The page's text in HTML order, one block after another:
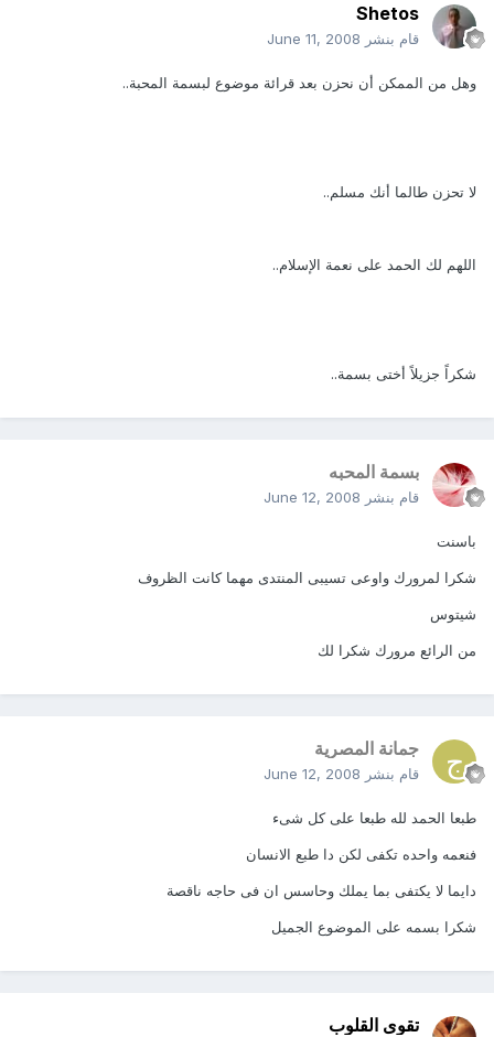
Shetos
قام بنشر June 11, 2008
وهل من الممكن أن نحزن بعد قرائة موضوع لبسمة المحبة..
لا تحزن طالما أنك مسلم..
اللهم لك الحمد على نعمة الإسلام..
شكراً جزيلاً أختى بسمة..
بسمة المحبه
قام بنشر June 12, 2008
باسنت
شكرا لمرورك واوعى تسيبى المنتدى مهما كانت الظروف
شيتوس
من الرائع مرورك شكرا لك
جمانة المصرية
قام بنشر June 12, 2008
طبعا الحمد لله طبعا على كل شىء
فنعمه واحده تكفى لكن دا طبع الانسان
دايما لا يكتفى بما يملك وحاسس ان فى حاجه ناقصة
شكرا بسمه على الموضوع الجميل
تقوى القلوب